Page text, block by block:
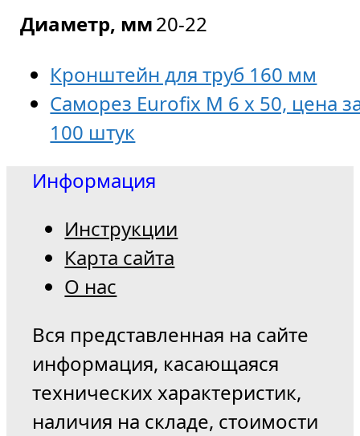
Диаметр, мм20-22
Кронштейн для труб 160 мм
Саморез Eurofix М 6 х 50, цена
100 штук
Информация
Инструкции
Карта сайта
О нас
Вся представленная на сайте
информация, касающаяся
технических характеристик,
наличия на складе, стоимости